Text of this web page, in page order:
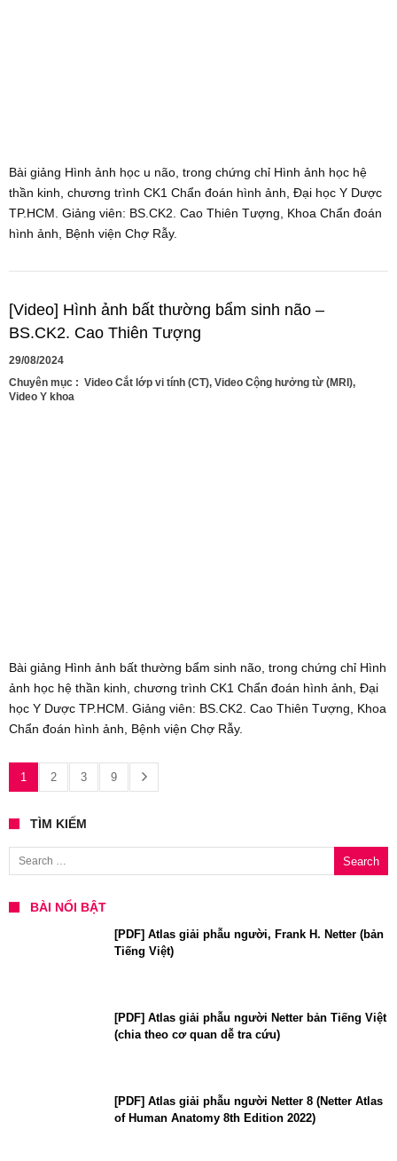
Bài giảng Hình ảnh học u não, trong chứng chỉ Hình ảnh học hệ
thần kinh, chương trình CK1 Chẩn đoán hình ảnh, Đại học Y Dược
TP.HCM. Giảng viên: BS.CK2. Cao Thiên Tượng, Khoa Chẩn đoán
hình ảnh, Bệnh viện Chợ Rẫy.
[Video] Hình ảnh bất thường bẩm sinh não –
BS.CK2. Cao Thiên Tượng
29/08/2024
Chuyên mục : Video Cắt lớp vi tính (CT), Video Cộng hưởng từ (MRI),
Video Y khoa
Bài giảng Hình ảnh bất thường bẩm sinh não, trong chứng chỉ Hình
ảnh học hệ thần kinh, chương trình CK1 Chẩn đoán hình ảnh, Đại
học Y Dược TP.HCM. Giảng viên: BS.CK2. Cao Thiên Tượng, Khoa
Chẩn đoán hình ảnh, Bệnh viện Chợ Rẫy.
1 2 3 9
TÌM KIẾM
Search for:
BÀI NỔI BẬT
[PDF] Atlas giải phẫu người, Frank H. Netter (bản
Tiếng Việt)
[PDF] Atlas giải phẫu người Netter bản Tiếng Việt
(chia theo cơ quan dễ tra cứu)
[PDF] Atlas giải phẫu người Netter 8 (Netter Atlas
of Human Anatomy 8th Edition 2022)